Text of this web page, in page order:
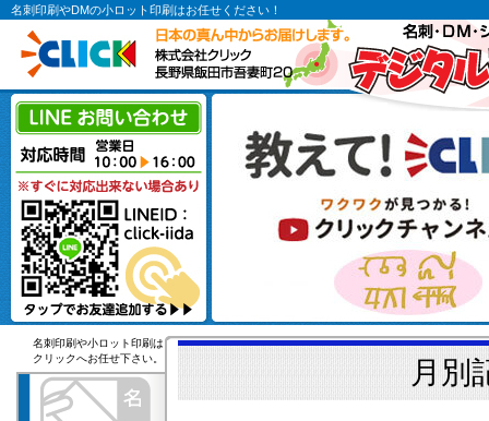
名刺印刷やDMの小ロット印刷はお任せください！
名刺印刷や小ロット印刷は
クリックへお任せ下さい。
月別